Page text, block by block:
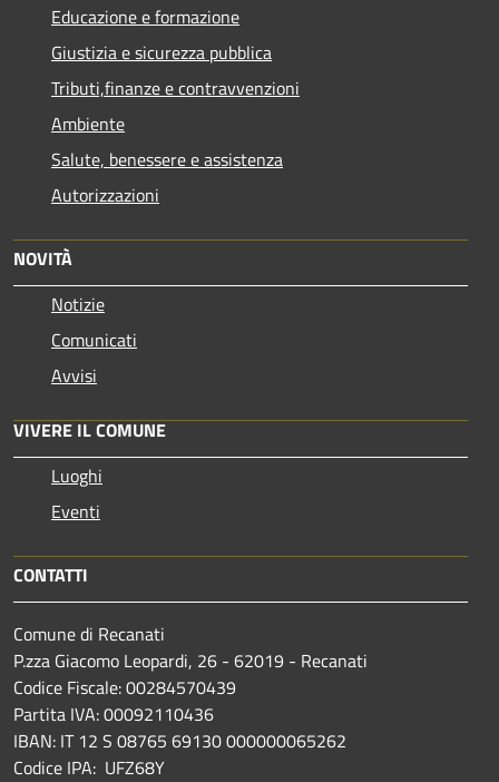
Educazione e formazione
Giustizia e sicurezza pubblica
Tributi,finanze e contravvenzioni
Ambiente
Salute, benessere e assistenza
Autorizzazioni
NOVITÀ
Notizie
Comunicati
Avvisi
VIVERE IL COMUNE
Luoghi
Eventi
CONTATTI
Comune di Recanati
P.zza Giacomo Leopardi, 26 - 62019 - Recanati
Codice Fiscale: 00284570439
Partita IVA: 00092110436
IBAN: IT 12 S 08765 69130 000000065262
Codice IPA: UFZ68Y